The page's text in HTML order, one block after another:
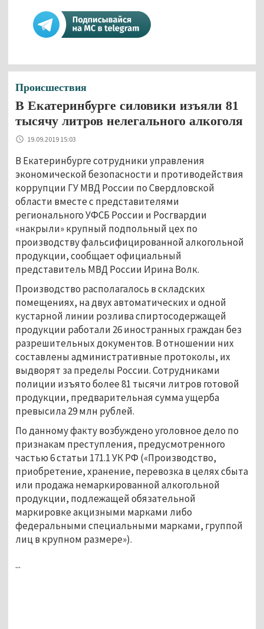
Происшествия
В Екатеринбурге силовики изъяли 81
тысячу литров нелегального алкоголя
19.09.2019 15:03
В Екатеринбурге сотрудники управления
экономической безопасности и противодействия
коррупции ГУ МВД России по Свердловской
области вместе с представителями
регионального УФСБ России и Росгвардии
«накрыли» крупный подпольный цех по
производству фальсифицированной алкогольной
продукции, сообщает официальный
представитель МВД России Ирина Волк.
Производство располагалось в складских
помещениях, на двух автоматических и одной
кустарной линии розлива спиртосодержащей
продукции работали 26 иностранных граждан без
разрешительных документов. В отношении них
составлены административные протоколы, их
выдворят за пределы России. Сотрудниками
полиции изъято более 81 тысячи литров готовой
продукции, предварительная сумма ущерба
превысила 29 млн рублей.
По данному факту возбуждено уголовное дело по
признакам преступления, предусмотренного
частью 6 статьи 171.1 УК РФ («Производство,
приобретение, хранение, перевозка в целях сбыта
или продажа немаркированной алкогольной
продукции, подлежащей обязательной
маркировке акцизными марками либо
федеральными специальными марками, группой
лиц в крупном размере»).
...